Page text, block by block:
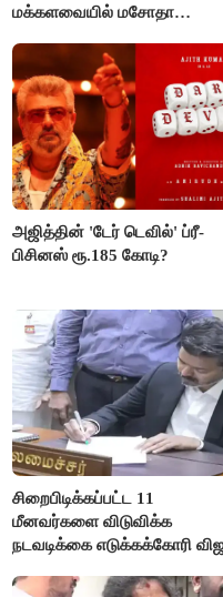
மக்களவையில் மசோதா
அஜித்தின் 'டேர் டெவில்' ப்ரீ-
பிசினஸ் ரூ.185 கோடி?
சிறைபிடிக்கப்பட்ட 11
மீனவர்களை விடுவிக்க
நடவடிக்கை எடுக்கக்கோரி